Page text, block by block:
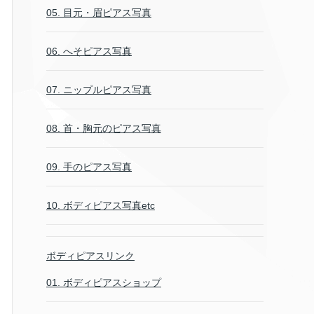
05. 目元・眉ピアス写真
06. へそピアス写真
07. ニップルピアス写真
08. 首・胸元のピアス写真
09. 手のピアス写真
10. ボディピアス写真etc
ボディピアスリンク
01. ボディピアスショップ